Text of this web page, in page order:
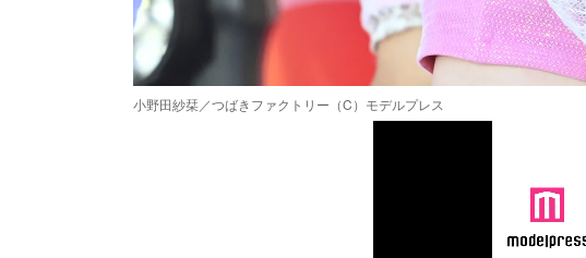
小野田紗栞／つばきファクトリー（C）モデルプレス